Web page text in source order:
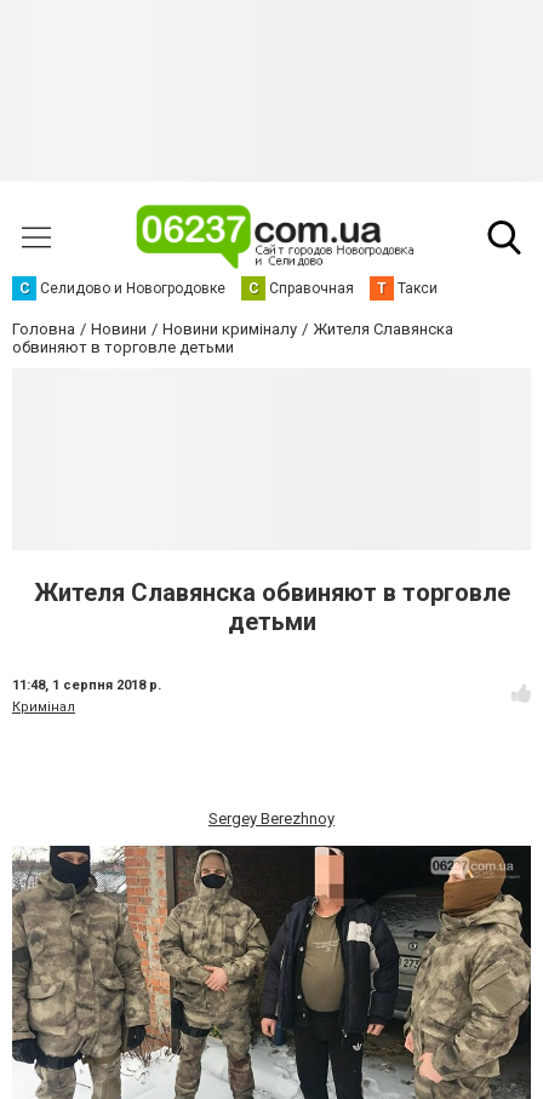
С Селидово и Новогродовке С Справочная Т Такси
Головна Новини Новини криміналу
Жителя Славянска
обвиняют в торговле детьми
Жителя Славянска обвиняют в торговле
детьми
11:48, 1 серпня 2018 р.
Кримінал
Sergey Berezhnoy